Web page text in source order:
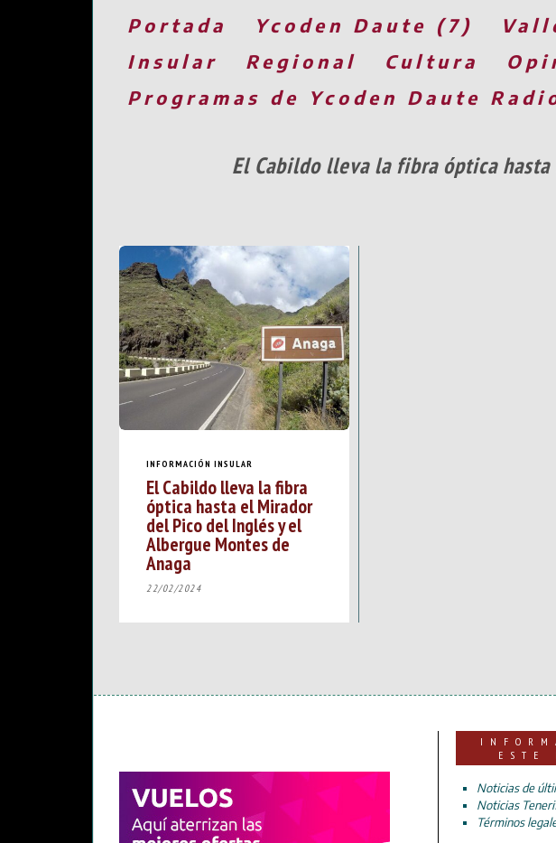
Portada Ycoden Daute (7)
Insular
Regional Cultura
Programas de Ycoden Daute
El Cabildo lleva la fibra óptica
INFORMACIÓN INSULAR
El Cabildo lleva la fibra
óptica hasta el Mirador
del Pico del Inglés y el
Albergue Montes de
Anaga
22/02/2024
ESTE
Noticias de
Noticias
Términos